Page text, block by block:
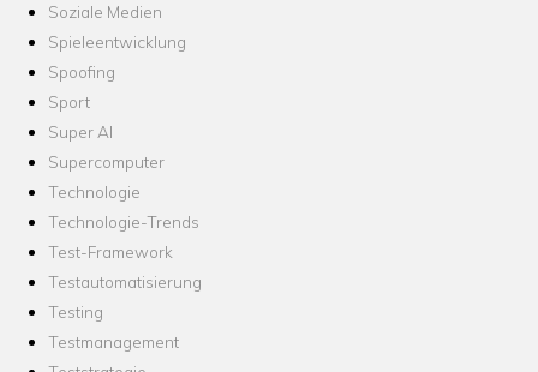
Soziale Medien
Spieleentwicklung
Spoofing
Sport
Super AI
Supercomputer
Technologie
Technologie-Trends
Test-Framework
Testautomatisierung
Testing
Testmanagement